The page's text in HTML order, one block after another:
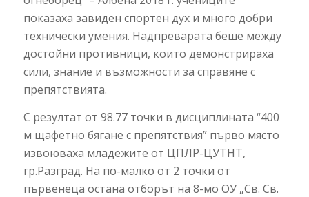
показаха завиден спортен дух и много добри
технически умения. Надпреварата беше между
достойни противници, които демонстрираха
сили, знание и възможности за справяне с
препятствията.
С резултат от 98.77 точки в дисциплината “400
м щафетно бягане с препятствия” първо място
извоюваха младежите от ЦПЛР-ЦУТНТ,
гр.Разград. На по-малко от 2 точки от
първенеца остана отборът на 8-мо ОУ „Св. Св.